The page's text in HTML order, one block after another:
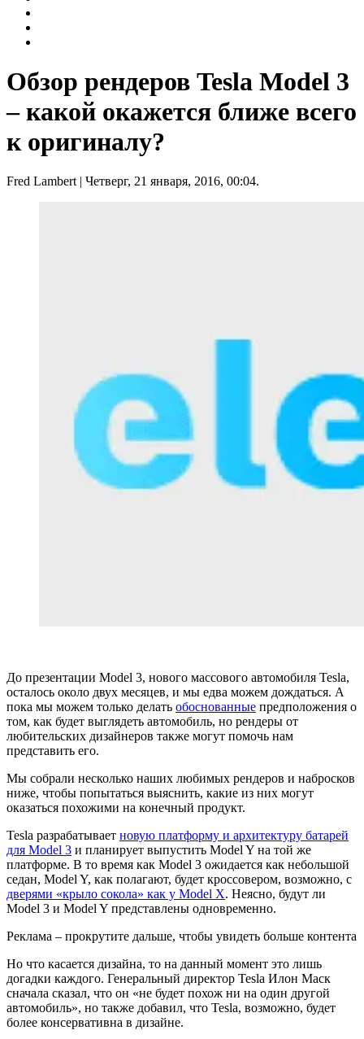
Обзор рендеров Tesla Model 3
– какой окажется ближе всего
к оригиналу?
Fred Lambert| Четверг, 21 января, 2016, 00:04.
До презентации Model 3, нового массового автомобиля Tesla,
осталось около двух месяцев, и мы едва можем дождаться. А
пока мы можем только делать обоснованные предположения о
том, как будет выглядеть автомобиль, но рендеры от
любительских дизайнеров также могут помочь нам
представить его.
Мы собрали несколько наших любимых рендеров и набросков
ниже, чтобы попытаться выяснить, какие из них могут
оказаться похожими на конечный продукт.
Tesla разрабатывает новую платформу и архитектуру батарей
для Model 3 и планирует выпустить Model Y на той же
платформе. В то время как Model 3 ожидается как небольшой
седан, Model Y, как полагают, будет кроссовером, возможно, с
дверями «крыло сокола» как у Model X. Неясно, будут ли
Model 3 и Model Y представлены одновременно.
Реклама – прокрутите дальше, чтобы увидеть больше контента
Но что касается дизайна, то на данный момент это лишь
догадки каждого. Генеральный директор Tesla Илон Маск
сначала сказал, что он «не будет похож ни на один другой
автомобиль», но также добавил, что Tesla, возможно, будет
более консервативна в дизайне.